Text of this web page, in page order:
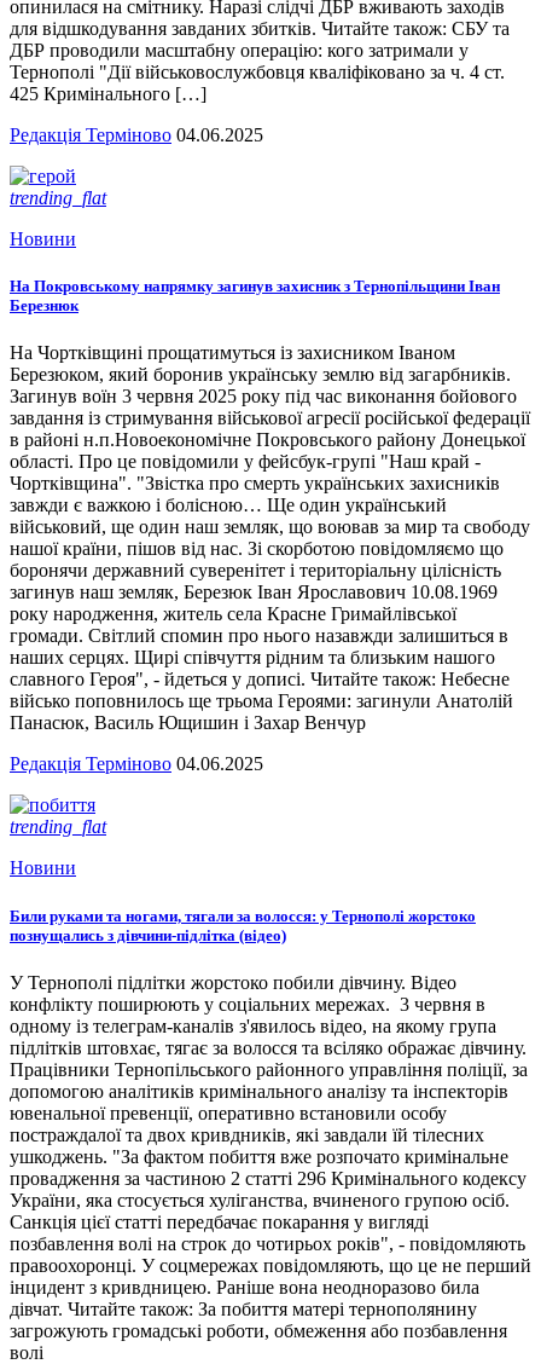
опинилася на смітнику. Наразі слідчі ДБР вживають заходів
для відшкодування завданих збитків. Читайте також: СБУ та
ДБР проводили масштабну операцію: кого затримали у
Тернополі "Дії військовослужбовця кваліфіковано за ч. 4 ст.
425 Кримінального […]
Редакція Терміново 04.06.2025
trending_flat
Новини
На Покровському напрямку загинув захисник з Тернопільщини Іван
Березнюк
На Чортківщині прощатимуться із захисником Іваном
Березюком, який боронив українську землю від загарбників.
Загинув воїн 3 червня 2025 року під час виконання бойового
завдання із стримування військової агресії російської федерації
в районі н.п.Новоекономічне Покровського району Донецької
області. Про це повідомили у фейсбук-групі "Наш край -
Чортківщина". "Звістка про смерть українських захисників
завжди є важкою і болісною… Ще один український
військовий, ще один наш земляк, що воював за мир та свободу
нашої країни, пішов від нас. Зі скорботою повідомляємо що
боронячи державний суверенітет і територіальну цілісність
загинув наш земляк, Березюк Іван Ярославович 10.08.1969
року народження, житель села Красне Гримайлівської
громади. Світлий спомин про нього назавжди залишиться в
наших серцях. Щирі співчуття рідним та близьким нашого
славного Героя", - йдеться у дописі. Читайте також: Небесне
військо поповнилось ще трьома Героями: загинули Анатолій
Панасюк, Василь Ющишин і Захар Венчур
Редакція Терміново 04.06.2025
trending_flat
Новини
Били руками та ногами, тягали за волосся: у Тернополі жорстоко
познущались з дівчини-підлітка (відео)
У Тернополі підлітки жорстоко побили дівчину. Відео
конфлікту поширюють у соціальних мережах. 3 червня в
одному із телеграм-каналів з'явилось відео, на якому група
підлітків штовхає, тягає за волосся та всіляко ображає дівчину.
Працівники Тернопільського районного управління поліції, за
допомогою аналітиків кримінального аналізу та інспекторів
ювенальної превенції, оперативно встановили особу
постраждалої та двох кривдників, які завдали їй тілесних
ушкоджень. "За фактом побиття вже розпочато кримінальне
провадження за частиною 2 статті 296 Кримінального кодексу
України, яка стосується хуліганства, вчиненого групою осіб.
Санкція цієї статті передбачає покарання у вигляді
позбавлення волі на строк до чотирьох років", - повідомляють
правоохоронці. У соцмережах повідомляють, що це не перший
інцидент з кривдницею. Раніше вона неодноразово била
дівчат. Читайте також: За побиття матері тернополянину
загрожують громадські роботи, обмеження або позбавлення
волі